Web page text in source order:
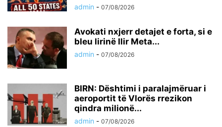
admin - 07/08/2026
Avokati nxjerr detajet e forta, si e
bleu lirinë Ilir Meta...
admin - 07/08/2026
BIRN: Dështimi i paralajmëruar i
aeroportit të Vlorës rrezikon
qindra milionë...
admin - 07/08/2026